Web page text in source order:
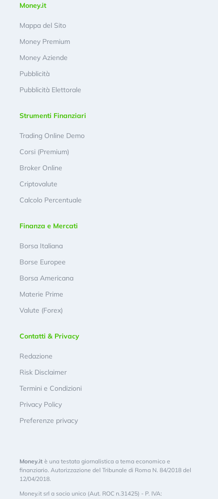
Money.it
Mappa del Sito
Money Premium
Money Aziende
Pubblicità
Pubblicità Elettorale
Strumenti Finanziari
Trading Online Demo
Corsi (Premium)
Broker Online
Criptovalute
Calcolo Percentuale
Finanza e Mercati
Borsa Italiana
Borse Europee
Borsa Americana
Materie Prime
Valute (Forex)
Contatti & Privacy
Redazione
Risk Disclaimer
Termini e Condizioni
Privacy Policy
Preferenze privacy
Money.it è una testata giornalistica a tema economico e
finanziario. Autorizzazione del Tribunale di Roma N. 84/2018 del
12/04/2018.
Money.it srl a socio unico (Aut. ROC n.31425) - P. IVA: